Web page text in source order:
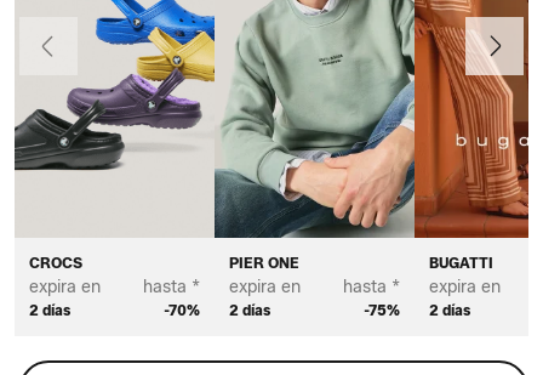
CROCS
expira en
2 días
hasta *
-70%
PIER ONE
expira en
2 días
hasta *
-75%
BUGATTI
expira en
2 días
Anteriormente